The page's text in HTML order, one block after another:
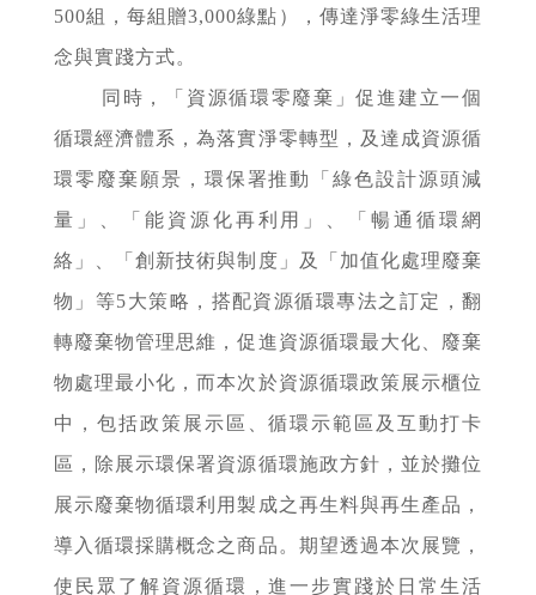
500組，每組贈3,000綠點），傳達淨零綠生活理
念與實踐方式。
同時，「資源循環零廢棄」促進建立一個
循環經濟體系，為落實淨零轉型，及達成資源循
環零廢棄願景，環保署推動「綠色設計源頭減
量」、「能資源化再利用」、「暢通循環網
絡」、「創新技術與制度」及「加值化處理廢棄
物」等5大策略，搭配資源循環專法之訂定，翻
轉廢棄物管理思維，促進資源循環最大化、廢棄
物處理最小化，而本次於資源循環政策展示櫃位
中，包括政策展示區、循環示範區及互動打卡
區，除展示環保署資源循環施政方針，並於攤位
展示廢棄物循環利用製成之再生料與再生產品，
導入循環採購概念之商品。期望透過本次展覽，
使民眾了解資源循環，進一步實踐於日常生活